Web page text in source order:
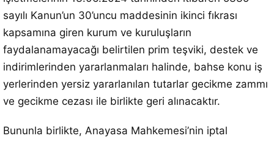
sayılı Kanun’un 30’uncu maddesinin ikinci fıkrası
kapsamına giren kurum ve kuruluşların
faydalanamayacağı belirtilen prim teşviki, destek ve
indirimlerinden yararlanmaları halinde, bahse konu iş
yerlerinden yersiz yararlanılan tutarlar gecikme zammı
ve gecikme cezası ile birlikte geri alınacaktır.
Bununla birlikte, Anayasa Mahkemesi’nin iptal